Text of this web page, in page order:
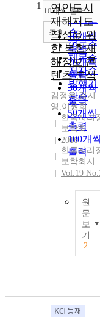
순
인기도
순
연도순
제목순
저자순
발행기
관순
내림차
10개씩 출력
10개씩
출력
20개씩
출력
30개씩
출력
50개씩
출력
100개
출력
조회
1
연안도시
재해지도
작성을 위
한 복합재
해정보 콘
텐츠 분석
김정옥,김지
영 ,이원희
한국지리
보학회
2016
한국지리
보학회지
Vol.19
원
문
보
기
2